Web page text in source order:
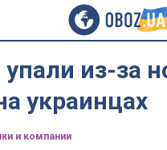
из-за
украинцах
и компании